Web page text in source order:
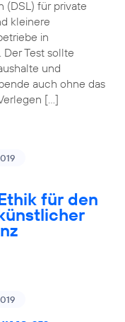
(DSL) für private
kleinere
in
Test sollte
und
auch ohne das
[…]
für den